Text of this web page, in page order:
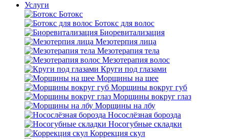
Услуги
Ботокс
Ботокс для волос
Биоревитализация
Мезотерпия лица
Мезотерапия тела
Мезотерапия волос
Круги под глазами
Морщины на шее
Морщины вокруг губ
Морщины вокруг глаз
Морщины на лбу
Носослёзная борозда
Носогубные складки
Коррекция скул